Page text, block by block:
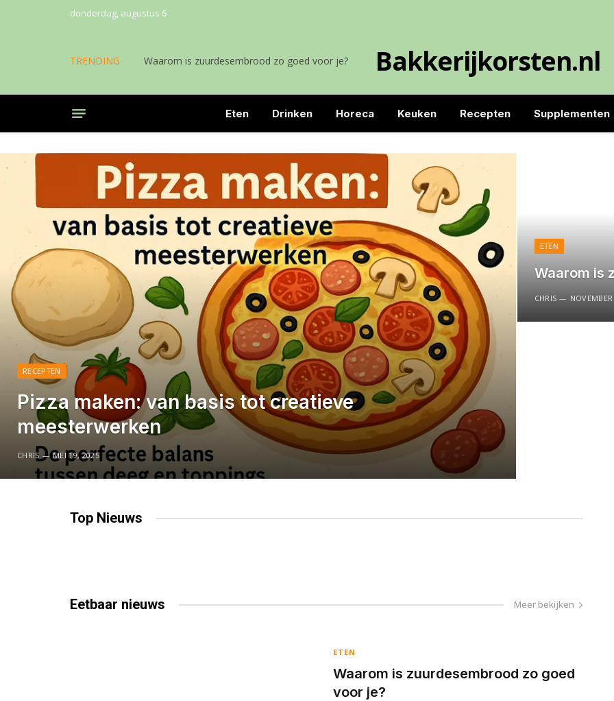
donderdag, augustus 6
TRENDING Waarom is zuurdesembrood zo goed voor je? Bakkerijkorsten.nl
Eten Drinken Horeca Keuken Recepten Supplementen
RECEPTEN
Pizza maken: van basis tot creatieve
meesterwerken
CHRIS MEI 19, 2025
ETEN
Waarom is
CHRIS
Top Nieuws
Eetbaar nieuws Meer bekijken
ETEN
Waarom is zuurdesembrood zo goed
voor je?